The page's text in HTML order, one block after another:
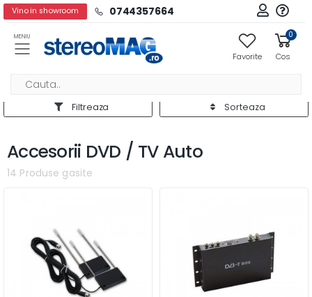
Vino in showroom 0744357664
MENIU
Favorite
0
Cos
Filtreaza Sorteaza
Accesorii DVD / TV Auto
14 Produse gasite